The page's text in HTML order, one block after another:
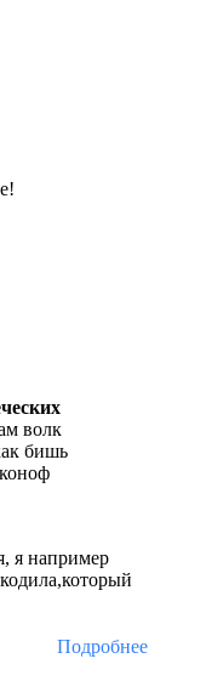
волк
бишь
я например
Подробнее